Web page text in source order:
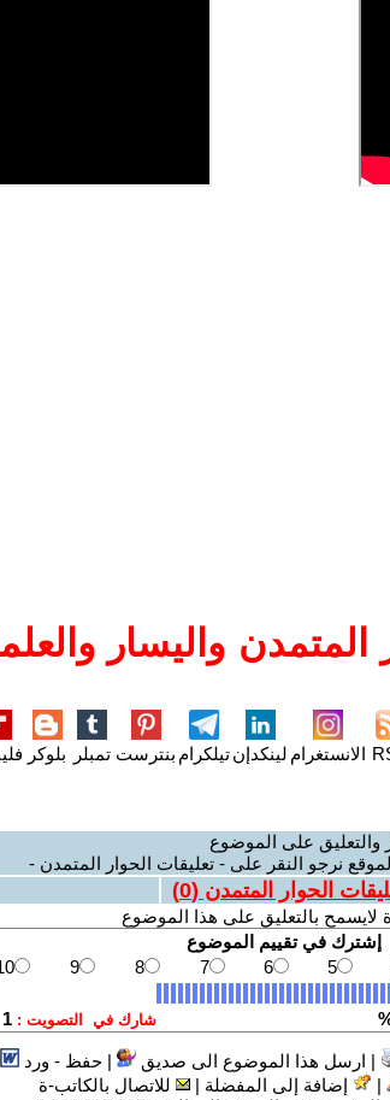
واليسار
الانستغرام لينكدإنتيلكرام بنترست تمبلر بلوكر
والتعليق على الموضوع
نرجو النقر على - تعليقات الحوار المتمدن -
الحوار المتمدن (0
)
لايسمح بالتعليق على هذا الموضوع
| ارسل هذا الموضوع الى صديق |حفظ - ورد
| إضافة إلى المفضلة |
للاتصال بالكاتب-ة